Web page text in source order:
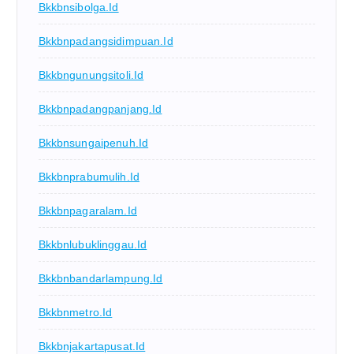
Bkkbnsibolga.id
Bkkbnpadangsidimpuan.id
Bkkbngunungsitoli.id
Bkkbnpadangpanjang.id
Bkkbnsungaipenuh.id
Bkkbnprabumulih.id
Bkkbnpagaralam.id
Bkkbnlubuklinggau.id
Bkkbnbandarlampung.id
Bkkbnmetro.id
Bkkbnjakartapusat.id